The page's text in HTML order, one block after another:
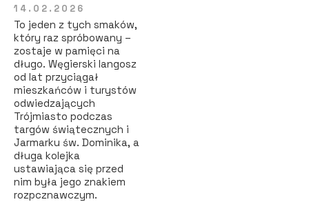
14.02.2026
To jeden z tych smaków,
który raz spróbowany –
zostaje w pamięci na
długo. Węgierski langosz
od lat przyciągał
mieszkańców i turystów
odwiedzających
Trójmiasto podczas
targów świątecznych i
Jarmarku św. Dominika, a
długa kolejka
ustawiająca się przed
nim była jego znakiem
rozpcznawczym.